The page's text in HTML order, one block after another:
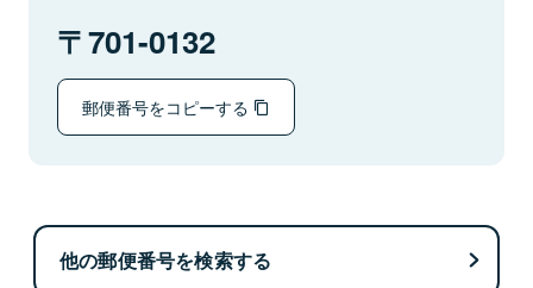
701-0132
郵便番号をコピーする
他の郵便番号を検索する